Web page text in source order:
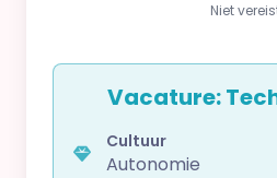
Niet
Vacature:
Cultuur
Autonomie